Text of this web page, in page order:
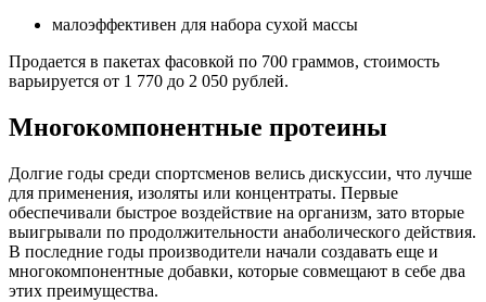
малоэффективен для набора сухой массы
Продается в пакетах фасовкой по 700 граммов, стоимость
варьируется от 1 770 до 2 050 рублей.
Многокомпонентные протеины
Долгие годы среди спортсменов велись дискуссии, что лучше
для применения, изоляты или концентраты. Первые
обеспечивали быстрое воздействие на организм, зато вторые
выигрывали по продолжительности анаболического действия.
В последние годы производители начали создавать еще и
многокомпонентные добавки, которые совмещают в себе два
этих преимущества.